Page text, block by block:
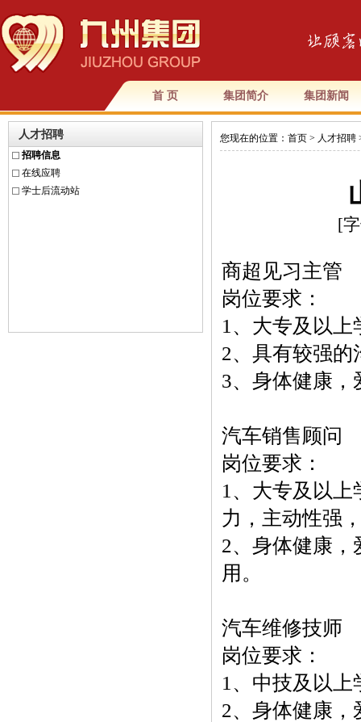
首 页 集团简介 集团新闻
人才招聘
招聘信息
在线应聘
学士后流动站
您现在的位置： 首页 > 人才招聘
[
商超见习主管
岗位要求：
1、大专及以
2、具有较强的
3、身体健康，
汽车销售顾问
岗位要求：
1、大专及以
力，主动性强
2、身体健康，
用。
汽车维修技师
岗位要求：
1、中技及以上
2、身体健康，